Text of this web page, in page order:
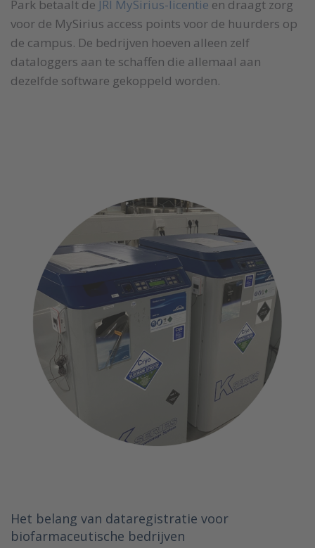
Park betaalt de JRI MySirius-licentie en draagt zorg
voor de MySirius access points voor de huurders op
de campus. De bedrijven hoeven alleen zelf
dataloggers aan te schaffen die allemaal aan
dezelfde software gekoppeld worden.
Het belang van dataregistratie voor
biofarmaceutische bedrijven